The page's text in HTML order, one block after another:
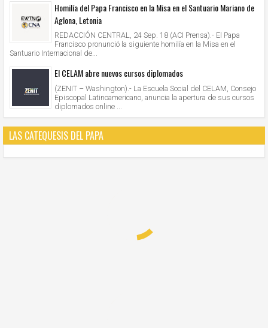
Homilía del Papa Francisco en la Misa en el Santuario Mariano de
Aglona, Letonia
REDACCIÓN CENTRAL, 24 Sep. 18 (ACI Prensa).- El Papa
Francisco pronunció la siguiente homilía en la Misa en el
Santuario Internacional de...
El CELAM abre nuevos cursos diplomados
(ZENIT – Washington).- La Escuela Social del CELAM, Consejo
Episcopal Latinoamericano, anuncia la apertura de sus cursos
diplomados online ...
LAS CATEQUESIS DEL PAPA